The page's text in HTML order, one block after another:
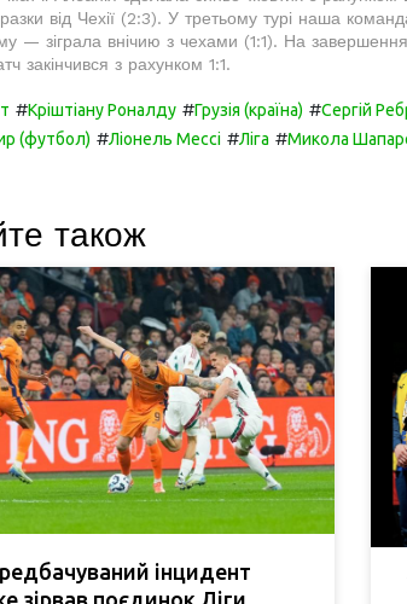
від Чехії (2:3). У третьому турі наша
— зіграла внічию з чехами (1:1). На
закінчився з рахунком 1:1.
#Кріштіану Роналду #Грузія (країна) #Сергій
(футбол) #Ліонель Мессі #Ліга #Микола
також
інцидент